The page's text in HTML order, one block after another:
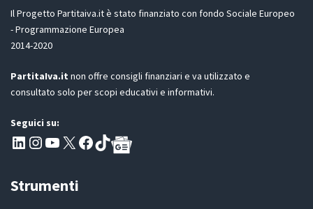
D
R
*
Il Progetto Partitaiva.it è stato finanziato con fondo Sociale Europeo
- Programmazione Europea
2014-2020
PartitaIva.it non offre consigli finanziari e va utilizzato e
consultato solo per scopi educativi e informativi.
Seguici su:
Pagina LinkedIn PartitaIva
Instagram
Canale YouTube Evoluzione - Partitaiva.it
X Segui PartitaIva su Facebook
TikTok
Strumenti